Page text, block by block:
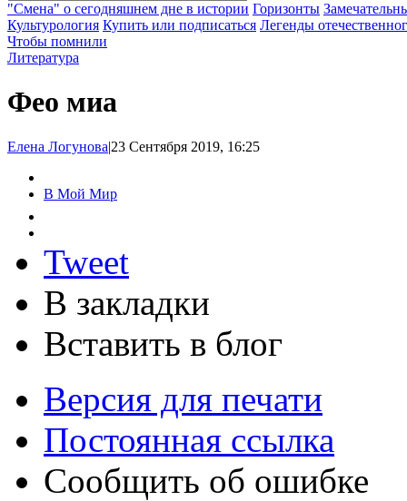
"Смена" о сегодняшнем дне в истории Горизонты
Культурология Купить или подписаться Легенды
Чтобы помнили
Литература
Фео миа
Елена Логунова|23 Сентября 2019, 16:25
В Мой Мир
Tweet
В закладки
Вставить в блог
Версия для печати
Постоянная ссылка
Сообщить об ошибке